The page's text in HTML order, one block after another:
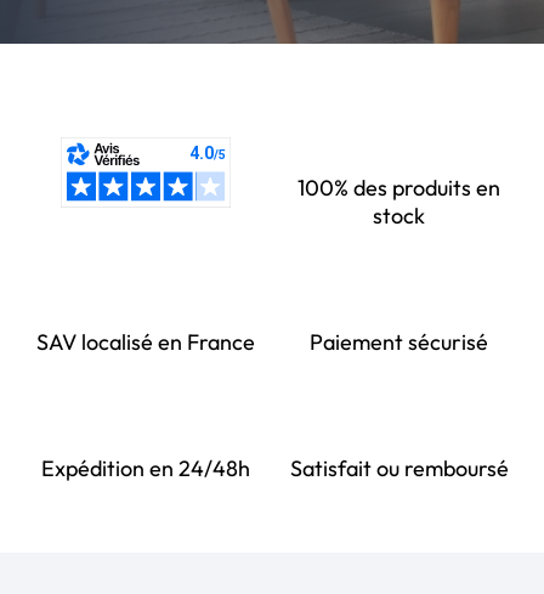
100% des produits en
stock
SAV localisé en France Paiement sécurisé
Expédition en 24/48h Satisfait ou remboursé